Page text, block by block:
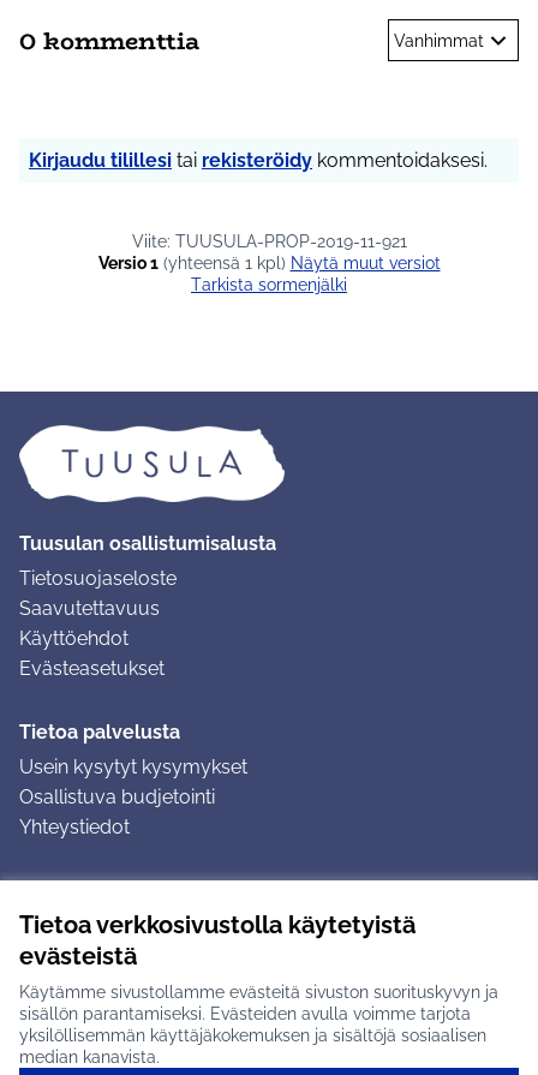
Tietoa verkkosivustolla käytetyistä
evästeistä
Käytämme sivustollamme evästeitä sivuston suorituskyvyn ja
sisällön parantamiseksi. Evästeiden avulla voimme tarjota
yksilöllisemmän käyttäjäkokemuksen ja sisältöjä sosiaalisen
median kanavista.
0 kommenttia Vanhimmat
Kirjaudu tilillesi tai rekisteröidy kommentoidaksesi.
Viite: TUUSULA-PROP-2019-11-921
Versio 1(yhteensä 1 kpl)
näytä muut versiot
Tarkista sormenjälki
Tuusulan osallistumisalusta
Tietosuojaseloste
Saavutettavuus
Käyttöehdot
Evästeasetukset
Tietoa palvelusta
Usein kysytyt kysymykset
Osallistuva budjetointi
Yhteystiedot
Ohjeet kirjautumiseen
Ohjeet kommentin jättämiseen